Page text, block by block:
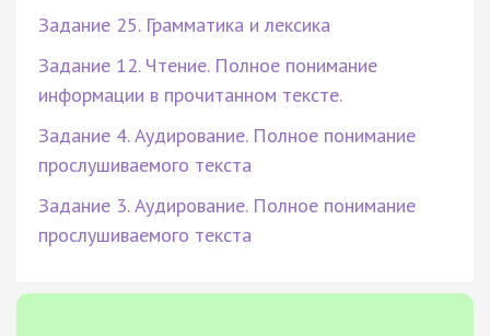
Задание 25. Грамматика и лексика
Задание 12. Чтение. Полное понимание
информации в прочитанном тексте.
Задание 4. Аудирование. Полное понимание
прослушиваемого текста
Задание 3. Аудирование. Полное понимание
прослушиваемого текста